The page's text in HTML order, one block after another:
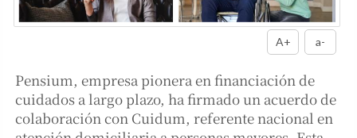
A+ a-
Pensium, empresa pionera en financiación de
cuidados a largo plazo, ha firmado un acuerdo de
colaboración con Cuidum, referente nacional en